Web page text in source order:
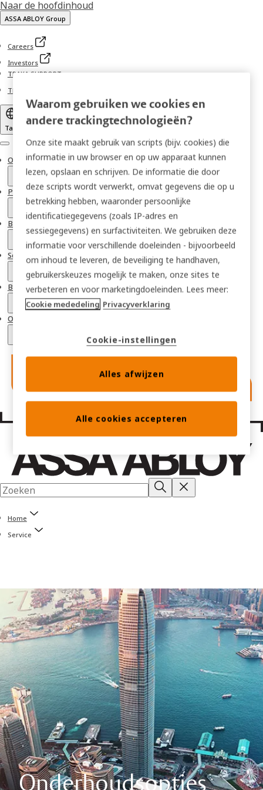
Naar de hoofdinhoud
ASSA ABLOY Group
Careers
Investors
TRAKA SUPPORT
TRAKA NL WEBSHOP
Taal
Menu
Oplossingen
Producten
Brancheoplossingen
Service
Bibliotheek
Over Traka
Home
Service
Waarom gebruiken we cookies en
andere trackingtechnologieën?
Onze site maakt gebruik van scripts (bijv. cookies) die
informatie in uw browser en op uw apparaat kunnen
lezen, opslaan en schrijven. De informatie die door
deze scripts wordt verwerkt, omvat gegevens die op u
betrekking hebben, waaronder persoonlijke
identificatiegegevens (zoals IP-adres en
sessiegegevens) en surfactiviteiten. We gebruiken deze
informatie voor verschillende doeleinden - bijvoorbeeld
om inhoud te leveren, de beveiliging te handhaven,
gebruikerskeuzes mogelijk te maken, onze sites te
verbeteren en voor marketingdoeleinden. Lees meer:
Cookie mededeling Privacyverklaring
Cookie-instellingen
Alles afwijzen
Alle cookies accepteren